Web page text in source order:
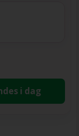
i dag